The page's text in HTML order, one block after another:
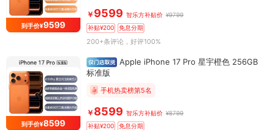
到手价¥9599
￥ 9599 智乐方补贴价 ¥9799
补贴¥200
免息分期
200+条评论 ，好评100%
到手价¥8599
Apple iPhone 17 Pro 星宇橙色 256GB
标准版
手机热卖榜第5名
￥ 8599 智乐方补贴价 ¥8799
补贴¥200
免息分期